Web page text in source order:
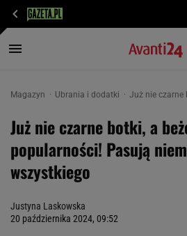
Magazyn Ubrania i dodatki Już nie czarne
Już nie czarne botki, a
popularności! Pasują
wszystkiego
Justyna Laskowska
20 października 2024, 09:52